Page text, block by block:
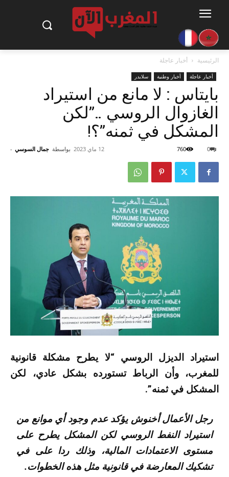
الرئيسية أخبار عاجلة
أخبار عاجلة أخبار وطنية سلايدر
بايتاس : لا مانع من استيراد
الغازوال الروسي ..”لكن
المشكل في ثمنه”؟!
بواسطة جمال السوسي - 12 ماي 2023 0
760
استيراد الديزل الروسي “لا يطرح مشكلة قانونية
للمغرب، وأن الرباط تستورده بشكل عادي، لكن
المشكل في ثمنه”.
رجل الأعمال أخنوش يؤكد عدم وجود أي موانع من
استيراد النفط الروسي لكن المشكل يطرح على
مستوى الاعتمادات المالية، وذلك ردا على في
تشكيك المعارضة في قانونية مثل هذه الخطوات.